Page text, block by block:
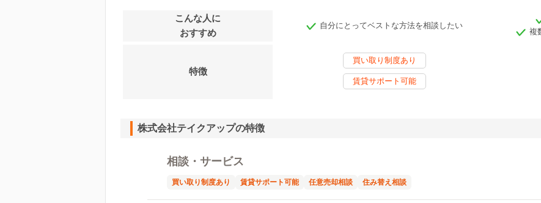
こんな人に
おすすめ
自分にとってベストな方法を相談したい
複
特徴
買い取り制度あり
賃貸サポート可能
株式会社テイクアップの特徴
相談・サービス
買い取り制度あり 賃貸サポート可能 任意売却相談 住み替え相談